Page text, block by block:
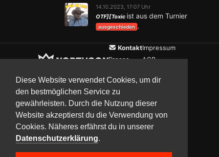
Diese Website verwendet Cookies, um dir
den bestmöglichen Service zu
gewährleisten. Durch die Nutzung dieser
Website akzeptierst du die Verwendung von
Cookies. Näheres erfährst du in unserer
Datenschutzerklärung.
14.10.2023, 17:07 Uhr
OTF][Toxic ist aus dem Turnier
ausgeschieden .
Kontakt
Presse
Impressum
AGB
UpdatesCommunityMedia